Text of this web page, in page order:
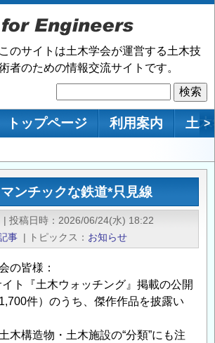
このサイトは土木学会が運営する土木技
者のための情報交流サイトです。
索
ョン
トップページ 利用案内 土 >
ンチックな鉄道*只見線
| 投稿日時
2026/06/24(水) 18:22
事 | トピックス お知らせ
の皆様：
ト『土木ウォッチング』掲載の公開
件）のうち、傑作作品を披露い
木構造物・土木施設の“分類”にも注